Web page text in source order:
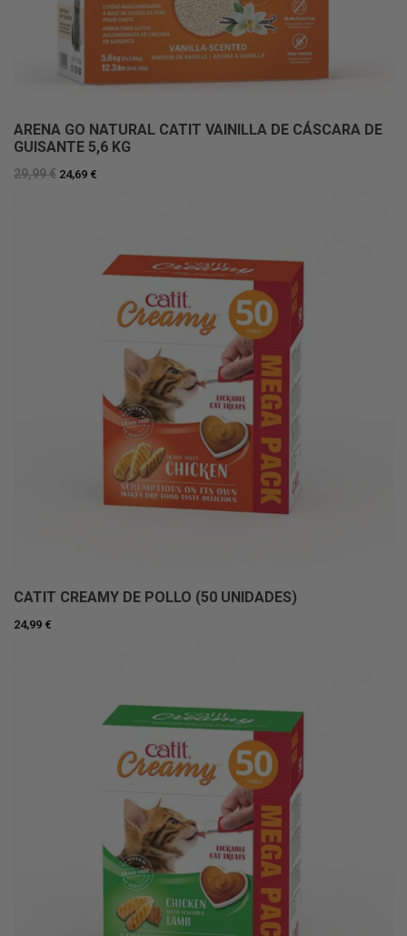
ARENA GO NATURAL CATIT VAINILLA DE CÁSCARA DE
GUISANTE 5,6 KG
29,99 € 24,69 €
CATIT CREAMY DE POLLO (50 UNIDADES)
24,99 €